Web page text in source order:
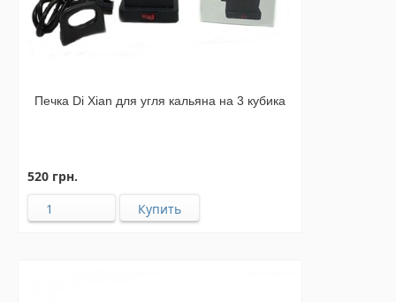
Печка Di Xian для угля кальяна на 3 кубика
520 грн.